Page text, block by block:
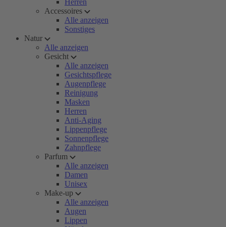
Herren
Accessoires
Alle anzeigen
Sonstiges
Natur
Alle anzeigen
Gesicht
Alle anzeigen
Gesichtspflege
Augenpflege
Reinigung
Masken
Herren
Anti-Aging
Lippenpflege
Sonnenpflege
Zahnpflege
Parfum
Alle anzeigen
Damen
Unisex
Make-up
Alle anzeigen
Augen
Lippen